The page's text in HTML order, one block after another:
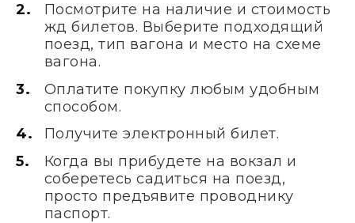
Посмотрите на наличие и стоимость
жд билетов. Выберите подходящий
поезд, тип вагона и место на схеме
вагона.
Оплатите покупку любым удобным
способом.
Получите электронный билет.
Когда вы прибудете на вокзал и
соберетесь садиться на поезд,
просто предъявите проводнику
паспорт.